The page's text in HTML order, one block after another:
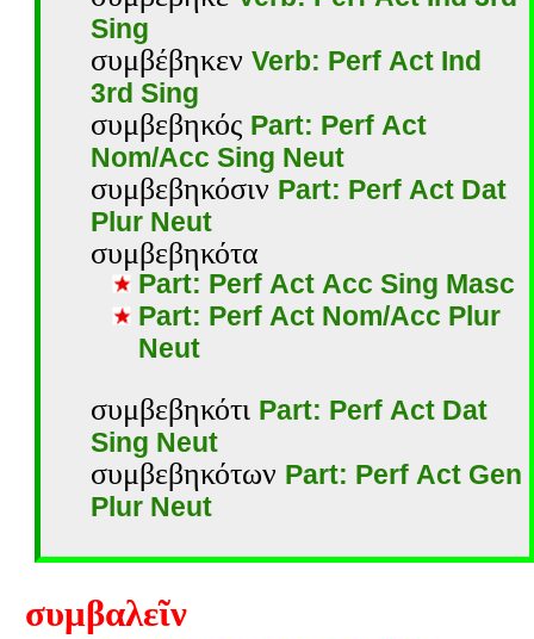
Sing
συμβέβηκενVerb: Perf Act Ind
3rd Sing
συμβεβηκός Part: Perf Act
Nom/Acc Sing Neut
συμβεβηκόσιν Part: Perf Act Dat
Plur Neut
συμβεβηκότα
Part: Perf Act Acc Sing Masc
Part: Perf Act Nom/Acc Plur
Neut
συμβεβηκότι Part: Perf Act Dat
Sing Neut
συμβεβηκότων Part: Perf Act Gen
Plur Neut
συμβαλεῖν